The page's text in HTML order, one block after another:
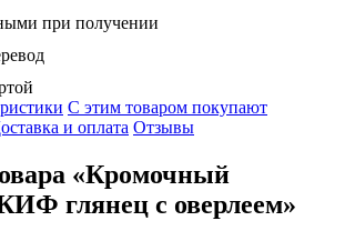
при получении
С этим товаром покупают
и оплата Отзывы
«Кромочный
глянец с оверлеем»